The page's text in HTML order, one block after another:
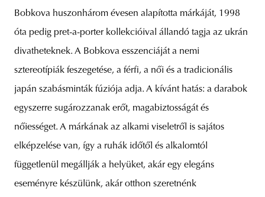
Bobkova huszonhárom évesen alapította márkáját, 1998
óta pedig pret-a-porter kollekcióival állandó tagja az ukrán
divatheteknek. A Bobkova esszenciáját a nemi
sztereotípiák feszegetése, a férfi, a női és a tradicionális
japán szabásminták fúziója adja. A kívánt hatás: a darabok
egyszerre sugározzanak erőt, magabiztosságát és
nőiességet. A márkának az alkami viseletről is sajátos
elképzelése van, így a ruhák időtől és alkalomtól
függetlenül megállják a helyüket, akár egy elegáns
eseményre készülünk, akár otthon szeretnénk